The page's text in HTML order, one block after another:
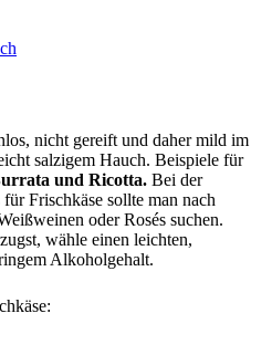
nicht gereift und daher mild im
salzigem Hauch. Beispiele für
und Ricotta. Bei der
Frischkäse sollte man nach
oder Rosés suchen.
wähle einen leichten,
Alkoholgehalt.